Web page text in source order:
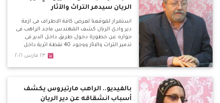
الريان سيدمر التراث والآثار
استمرار لموقعنا لعرض كافة الاطراف فى ازمة
دير وادى الريان كشف المهندس ماجد الراهب فى
حواره عن خطورة دخول طريق داخل الدير فى
تدمير التراث والاثار ووجود 40 نقطة اثرية داخل
الدير وهذا الطريق سوف يدمر تاريخ مصر فى هذه
قضية امام الامور المستعجلة لوقف هذا الطريق
يمتلىء بالكهوف الاثرية واتعجب لعدم حفاظ
الدولة عليها
٢٣ مارس ٢٠١٦
بالفيديو.. الراهب مارتيروس يكشف
أسباب انشقاقه عن دير الريان